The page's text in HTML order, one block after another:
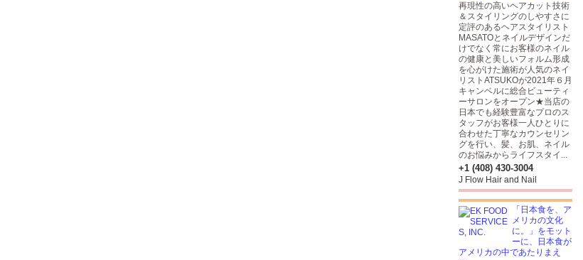
再現性の高いヘアカット技術
＆スタイリングのしやすさに
定評のあるヘアスタイリスト
MASATOとネイルデザインだ
けでなく常にお客様のネイル
の健康と美しいフォルム形成
を心がけた施術が人気のネイ
リストATSUKOが2021年６月
キャンベルに総合ビューティ
ーサロンをオープン★当店の
日本でも経験豊富なプロのス
タッフがお客様一人ひとりに
合わせた丁寧なカウンセリン
グを行い、髪、お肌、ネイル
のお悩みからライフスタイ...
+1 (408) 430-3004
J Flow Hair and Nail
「日本食を、ア
メリカの文化
に。」をモット
ーに、日本食が
アメリカの中であたりまえ